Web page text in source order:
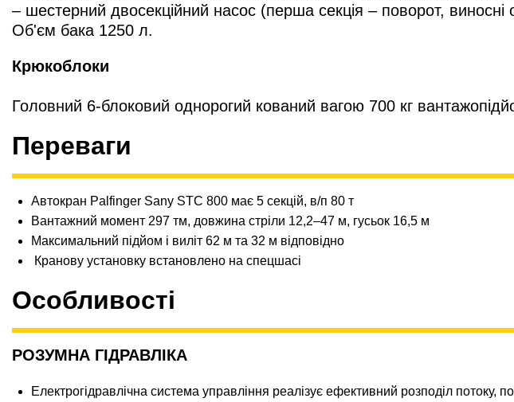
– шестерний двосекційний насос (перша секція – поворот, виносні
Об'єм бака 1250 л.
Крюкоблоки
Головний 6-блоковий однорогий кований вагою 700 кг
Переваги
Автокран Palfinger Sany STC 800 має 5 секцій, в/п 80 т
Вантажний момент 297 тм, довжина стріли 12,2–47 м, гусьок 16,5 м
Максимальний підйом і виліт 62 м та 32 м відповідно
Кранову установку встановлено на спецшасі
Особливості
РОЗУМНА ГІДРАВЛІКА
Електрогідравлічна система управління реалізує ефективний розподіл потоку,